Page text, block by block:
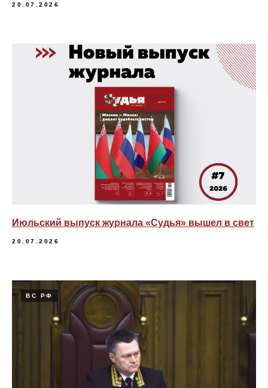
20.07.2026
Июльский выпуск журнала «Судья» вышел в свет
20.07.2026
ВС РФ